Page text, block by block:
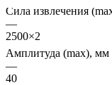
Сила извлечения
—
2500×2
Амплитуда (max), мм
—
40